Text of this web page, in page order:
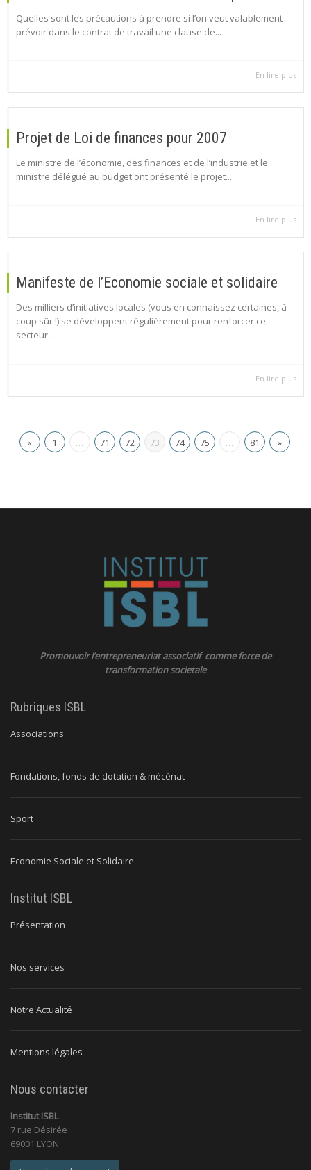
Quelles sont les précautions à prendre si l’on veut valablement
prévoir dans le contrat de travail une clause de...
En lire plus
Projet de Loi de finances pour 2007
Le ministre de l’économie, des finances et de l’industrie et le
ministre délégué au budget ont présenté le projet...
En lire plus
Manifeste de l’Economie sociale et solidaire
Des milliers d’initiatives locales (vous en connaissez certaines, à
coup sûr !) se développent régulièrement pour renforcer ce
secteur...
En lire plus
« 1 … 71 72 73 74 75 … 81 »
Promouvoir l’entrepreneuriat associatif comme force de
transformation societale
Rubriques ISBL
Associations
Fondations, fonds de dotation & mécénat
Sport
Economie Sociale et Solidaire
Institut ISBL
Présentation
Nos services
Notre Actualité
Mentions légales
Nous contacter
Institut ISBL
7 rue Désirée
69001 LYON